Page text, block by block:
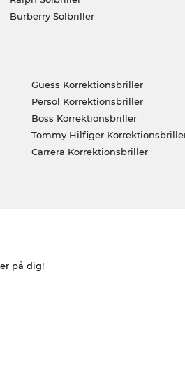
Burberry Solbriller
Guess Korrektionsbriller
Persol Korrektionsbriller
Boss Korrektionsbriller
Tommy Hilfiger
Carrera Korrektionsbriller
på dig!